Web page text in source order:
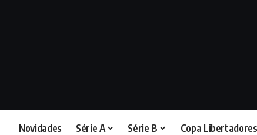
Novidades Série A Série B Copa Libertadores